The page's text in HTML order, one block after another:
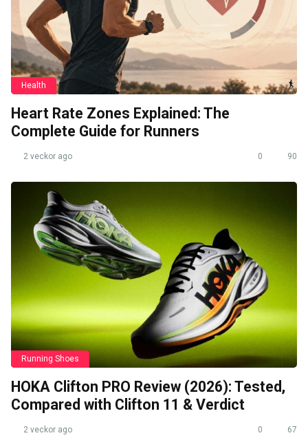
Health
Heart Rate Zones Explained: The
Complete Guide for Runners
2 veckor ago 0 90
Running Shoes
HOKA Clifton PRO Review (2026): Tested,
Compared with Clifton 11 & Verdict
2 veckor ago 0 67